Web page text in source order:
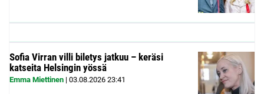
Sofia Virran villi biletys jatkuu – keräsi
katseita Helsingin yössä
Emma Miettinen | 03.08.2026 23:41